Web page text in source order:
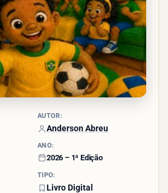
AUTOR:
Anderson Abreu
ANO:
2026 – 1ª Edição
TIPO:
Livro Digital